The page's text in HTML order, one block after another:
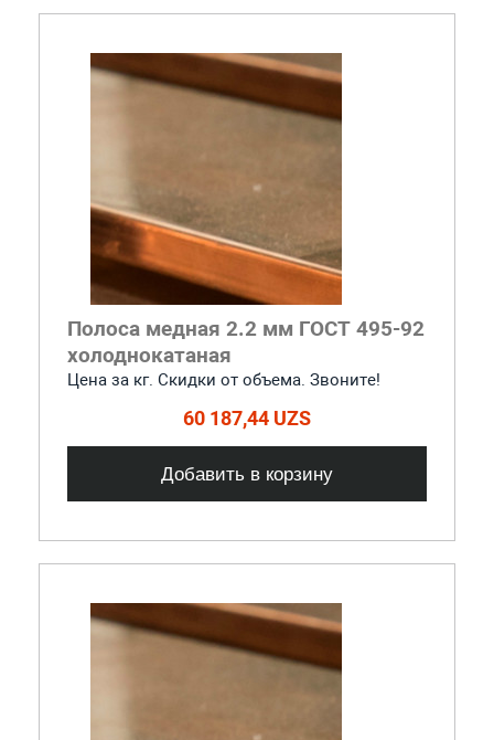
Полоса медная 2.2 мм ГОСТ 495-92
холоднокатаная
Цена за кг. Скидки от объема. Звоните!
60 187,44 UZS
Добавить в корзину